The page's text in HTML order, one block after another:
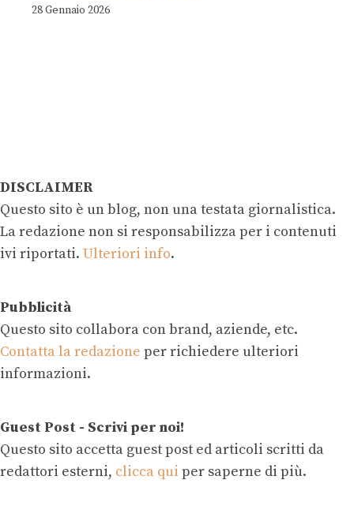
28 Gennaio 2026
DISCLAIMER
Questo sito è un blog, non una testata giornalistica.
La redazione non si responsabilizza per i contenuti
ivi riportati. Ulteriori info.
Pubblicità
Questo sito collabora con brand, aziende, etc.
Contatta la redazione per richiedere ulteriori
informazioni.
Guest Post - Scrivi per noi!
Questo sito accetta guest post ed articoli scritti da
redattori esterni, clicca qui per saperne di più.